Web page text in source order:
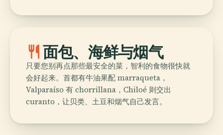
restaurant 面包、海鲜与烟气
只要您别再点那些最安全的菜，智利的食物很快就
会好起来。首都有牛油果配 marraqueta，
Valparaíso 有 chorrillana，Chiloé 则交出
curanto，让贝类、土豆和烟气自己发言。